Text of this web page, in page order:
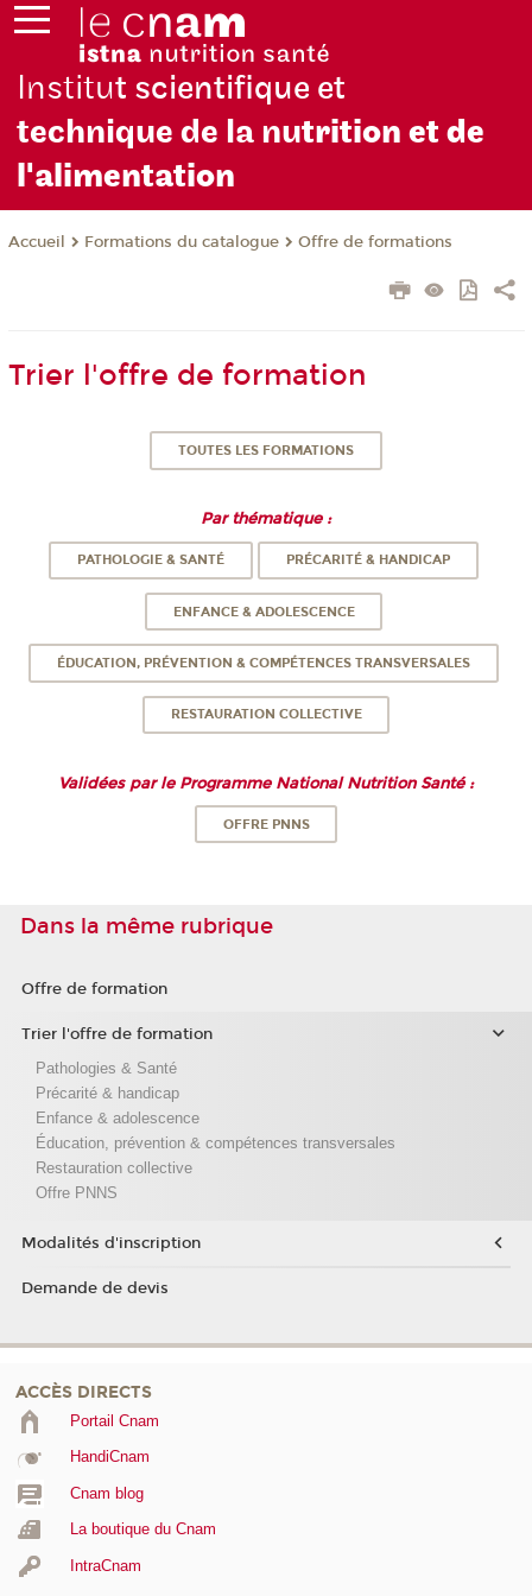
Institut scientifique et
technique de la nutrition et de
l'alimentation
Accueil Formations du catalogue Offre de formations
Trier l'offre de formation
TOUTES LES FORMATIONS
Par thématique :
PATHOLOGIE & SANTÉ PRÉCARITÉ & HANDICAP
ENFANCE & ADOLESCENCE
ÉDUCATION, PRÉVENTION & COMPÉTENCES TRANSVERSALES
RESTAURATION COLLECTIVE
Validées par le Programme National Nutrition Santé :
OFFRE PNNS
Dans la même rubrique
Offre de formation
Trier l'offre de formation
Pathologies & Santé
Précarité & handicap
Enfance & adolescence
Éducation, prévention & compétences transversales
Restauration collective
Offre PNNS
Modalités d'inscription
Demande de devis
ACCÈS DIRECTS
Portail Cnam
HandiCnam
Cnam blog
La boutique du Cnam
IntraCnam